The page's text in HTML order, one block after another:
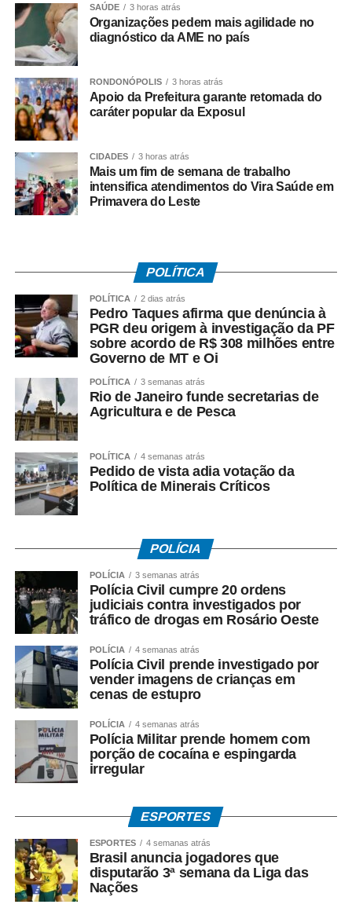
sistema prisional.
Uma das possibilidades discutidas foi o estabelecimento
de parceria entre o Estado e o Município para a produção
de artefatos de concreto dentro da unidade prisional. Pela
proposta, a Prefeitura poderá disponibilizar materiais para
que reeducandos atuem, de forma organizada e dentro
das normas do sistema penitenciário, na fabricação de
peças como manilhas e outros produtos de concreto.
Os materiais produzidos poderão posteriormente ser
utilizados pelo município em serviços de manutenção,
obra, capacitação profissional, ressocialização e
O secretário Valter Furtado Filho destacou que o Governo
do Estado busca ampliar projetos que ofereçam
oportunidades concretas de trabalho e aprendizado às
pessoas privadas de liberdade, contribuindo para que
elas possam retornar à sociedade com novas
perspectivas.
Segundo ele, a participação dos municípios é
fundamental para fortalecer iniciativas que aproximem o
sistema penitenciário de ações produtivas e de
qualificação, criando condições para a reinserção social
Para a prefeita Eliene Liberato Dias, a aproximação
institucional entre Prefeitura e Governo do Estado permite
construir soluções que atendam tanto às necessidades
do município quanto às políticas de ressocialização.
“Recebemos com muita satisfação o secretário Valter
Furtado e toda a equipe para discutirmos projetos
importantes para Cáceres. A nova unidade prisional
representa um avanço para a estrutura de segurança, e
também queremos construir parcerias que possibilitem
oportunidades de trabalho, aprendizado e
ressocialização. Quando conseguimos unir uma ação
social a um benefício para a cidade, todos ganham”,
afirmou a prefeita.
Eliene ressaltou ainda que a administração municipal
está aberta ao diálogo para avaliar tecnicamente a
parceria destinada à produção dos materiais de concreto,
especialmente diante da possibilidade de utilização
desses produtos em obras e serviços executados pela
SAÚDE 3 horas atrás
Organizações pedem mais agilidade no
diagnóstico da AME no país
RONDONÓPOLIS 3 horas atrás
Apoio da Prefeitura garante retomada do
caráter popular da Exposul
CIDADES 3 horas atrás
Mais um fim de semana de trabalho
intensifica atendimentos do Vira Saúde em
Primavera do Leste
POLÍTICA
POLÍTICA 2 dias atrás
Pedro Taques afirma que denúncia à
PGR deu origem à investigação da PF
sobre acordo de R$ 308 milhões entre
Governo de MT e Oi
POLÍTICA 3 semanas atrás
Rio de Janeiro funde secretarias de
Agricultura e de Pesca
POLÍTICA 4 semanas atrás
Pedido de vista adia votação da
Política de Minerais Críticos
POLÍCIA
POLÍCIA 3 semanas atrás
Polícia Civil cumpre 20 ordens
judiciais contra investigados por
tráfico de drogas em Rosário Oeste
POLÍCIA 4 semanas atrás
Polícia Civil prende investigado por
vender imagens de crianças em
cenas de estupro
POLÍCIA 4 semanas atrás
Polícia Militar prende homem com
porção de cocaína e espingarda
irregular
ESPORTES
ESPORTES 4 semanas atrás
Brasil anuncia jogadores que
disputarão 3ª semana da Liga das
Nações